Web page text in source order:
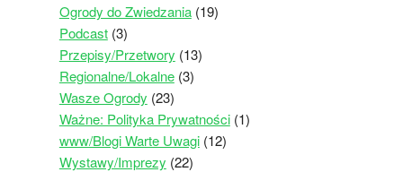
Ogrody do Zwiedzania(19)
Podcast(3)
Przepisy/Przetwory (13)
Regionalne/Lokalne(3)
Wasze Ogrody (23)
Ważne: Polityka Prywatności(1)
www/Blogi Warte Uwagi(12)
Wystawy/Imprezy (22)